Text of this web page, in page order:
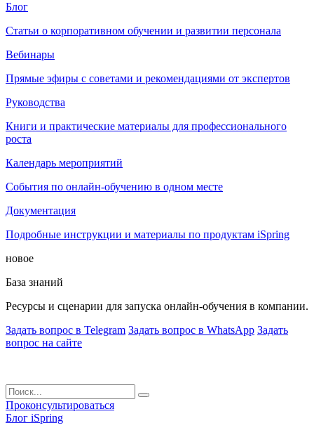
Блог
Статьи о корпоративном обучении и развитии персонала
Вебинары
Прямые эфиры с советами и рекомендациями от экспертов
Руководства
Книги и практические материалы для профессионального
роста
Календарь мероприятий
События по онлайн-обучению в одном месте
Документация
Подробные инструкции и материалы по продуктам iSpring
новое
База знаний
Ресурсы и сценарии для запуска онлайн-обучения в компании.
Задать вопрос в Telegram Задать вопрос в WhatsApp Задать
вопрос на сайте
Проконсультироваться
Блог iSpring